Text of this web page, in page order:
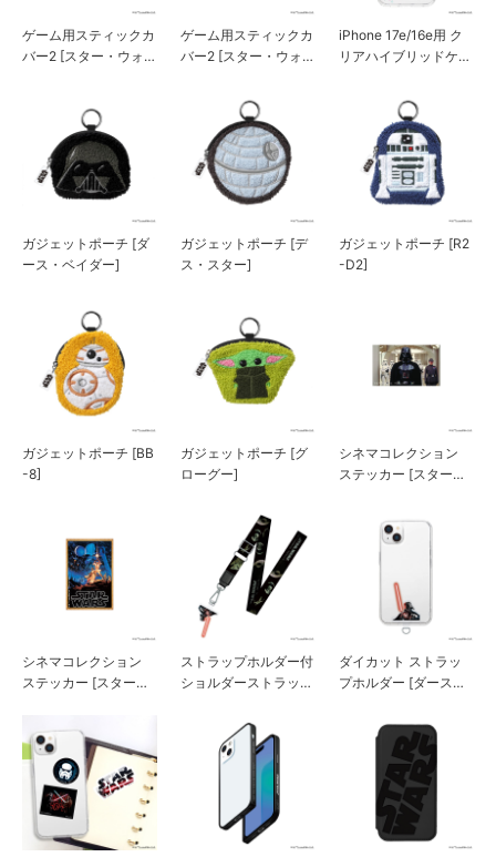
ゲーム用スティックカ
バー2 [スター・ウォー
ゲーム用スティックカ
バー2 [スター・ウォー
iPhone 17e/16e用 ク
リアハイブリッドケー
ガジェットポーチ [ダ
ース・ベイダー]
ガジェットポーチ [デ
ス・スター]
ガジェットポーチ [R2
-D2]
ガジェットポーチ [BB
-8]
ガジェットポーチ [グ
ローグー]
シネマコレクション
ステッカー [スター・
シネマコレクション
ステッカー [スター・
ストラップホルダー付
ショルダーストラップ
ダイカット ストラッ
プホルダー [ダース・